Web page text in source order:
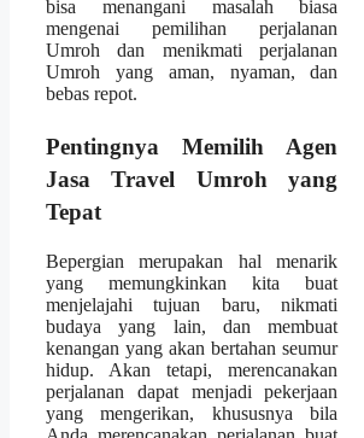
bisa menangani masalah biasa
mengenai pemilihan perjalanan
Umroh dan menikmati perjalanan
Umroh yang aman, nyaman, dan
bebas repot.
Pentingnya Memilih Agen
Jasa Travel Umroh yang
Tepat
Bepergian merupakan hal menarik
yang memungkinkan kita buat
menjelajahi tujuan baru, nikmati
budaya yang lain, dan membuat
kenangan yang akan bertahan seumur
hidup. Akan tetapi, merencanakan
perjalanan dapat menjadi pekerjaan
yang mengerikan, khususnya bila